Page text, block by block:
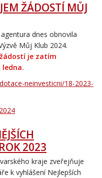
ŽÁDOSTÍ MŮJ
dnes obnovila
Můj Klub 2024.
je zatím
ledna.
neinvesticni/18-2023-
2023
kraje zveřejňuje
k vyhlášení Nejlepších